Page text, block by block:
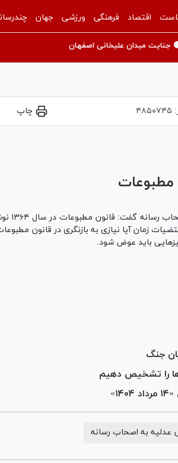
اقتصاد فرهنگی ورزشی جهان
جنایت میدان علیخانی اصفهان
۴۸۵۰۷۴۵ چاپ
Videoمطبوعات
آیا نیازی به بازنگری در قانون مطبوعات
باید عوض شود.
جنگ
را تشخیص دهیم
عدلیه به اصحاب رسانه